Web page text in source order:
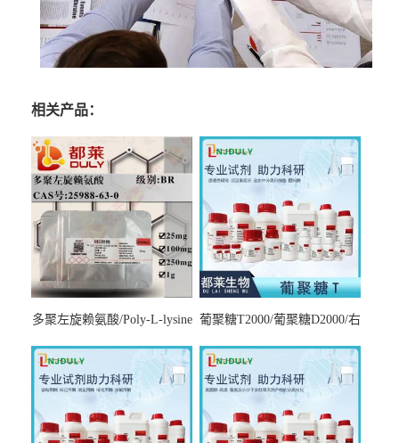
相关产品：
多聚左旋赖氨酸/Poly-L-lysine
7000，分子量7000-15000，分
子量2万～4万，分子量3～7
万，分子量7～15万，分子量
15～30万
葡聚糖T2000/葡聚糖D2000/右